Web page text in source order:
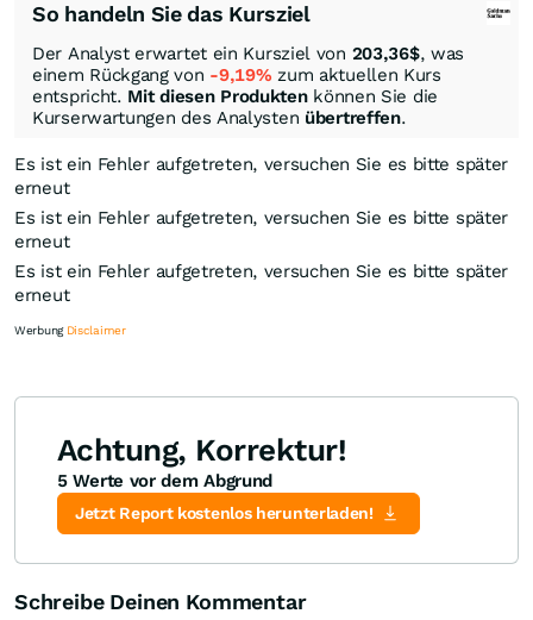
So handeln Sie das Kursziel
Der Analyst erwartet ein Kursziel von 203,36$, was
einem Rückgang von -9,19% zum aktuellen Kurs
entspricht. Mit diesen Produktenkönnen Sie die
Kurserwartungen des Analysten übertreffen.
Es ist ein Fehler aufgetreten, versuchen Sie es bitte später
erneut
Es ist ein Fehler aufgetreten, versuchen Sie es bitte später
erneut
Es ist ein Fehler aufgetreten, versuchen Sie es bitte später
erneut
Knock-Out-Suche
Optionsschein-Suche
Zertifikate-Suche
Werbung Disclaimer
Achtung, Korrektur!
5 Werte vor dem Abgrund
Jetzt Report kostenlos herunterladen!
Schreibe Deinen Kommentar